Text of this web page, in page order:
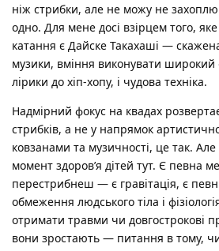
ніж стрибки, але не можу не
одно. Для мене досі взірцем того,
катання є Дайске Такахаші —
музики, вміння виконувати широкий
лірики до хіп-хопу, і чудова техніка.
Надмірний фокус на квадах
стрибків, а не у напрямок
ковзанами та музичності, це так.
момент здоров’я дітей тут. Є певна
перестрибнеш — є гравітація, є
обмеження людського тіла і
отримати травми чи довгострокові
вони зростають — питання в тому,